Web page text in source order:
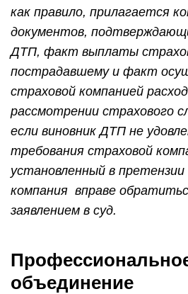
как правило, прилагается
документов,
ДТП, факт выплаты
пострадавшему и факт
страховой компанией
рассмотрении страхового
если виновник ДТП не
требования страховой
установленный в претензии
компания вправе
заявлением в суд.
объединение